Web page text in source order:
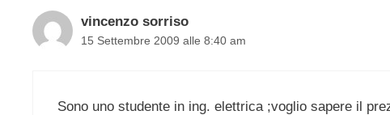
vincenzo sorriso
15 Settembre 2009 alle 8:40 am
Sono uno studente in ing. elettrica ;voglio sapere il